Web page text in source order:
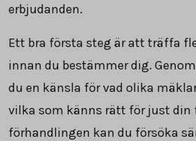
erbjudanden.
Ett bra första steg är att träffa
innan du bestämmer dig.
du en känsla för vad olika
vilka som känns rätt för just din
förhandlingen kan du försöka